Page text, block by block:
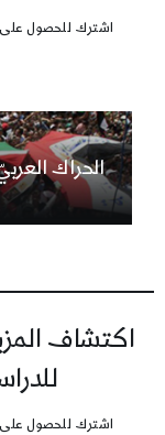
اشترك للحصول على
الحراك
اكتشاف
اشترك للحصول على